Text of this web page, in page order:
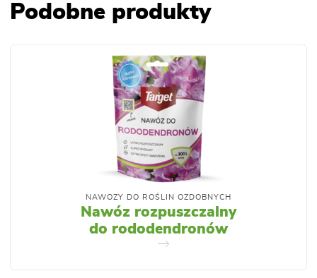
Podobne produkty
NAWOZY DO ROŚLIN OZDOBNYCH
Nawóz rozpuszczalny
do rododendronów